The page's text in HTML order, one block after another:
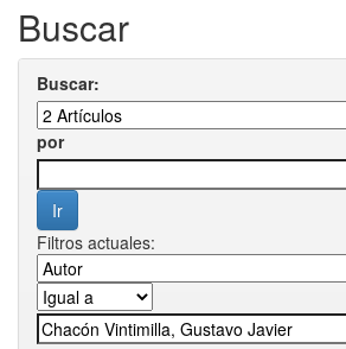
Buscar
Buscar:
por
Filtros actuales: